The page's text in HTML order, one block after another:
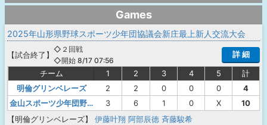
Games
2025年山形県野球スポーツ少年団協議会新庄最上新人交流大会
【試合終了 】
◇２回戦
◇開始 8/17 07:56
詳 細
チーム 1 2 3 4 5
計
明倫グリンベレーズ
2 2 0 0 0
4
金山スポーツ少年団野球部
3 6 1 0 X
10
【明倫グリンベレーズ】
伊藤叶翔 阿部辰徳 斉藤駿希